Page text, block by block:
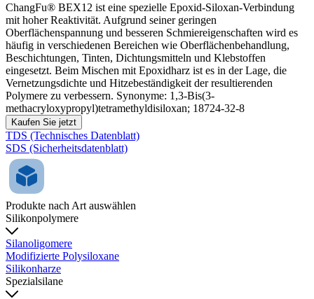
ChangFu® BEX12 ist eine spezielle Epoxid-Siloxan-Verbindung
mit hoher Reaktivität. Aufgrund seiner geringen
Oberflächenspannung und besseren Schmiereigenschaften wird es
häufig in verschiedenen Bereichen wie Oberflächenbehandlung,
Beschichtungen, Tinten, Dichtungsmitteln und Klebstoffen
eingesetzt. Beim Mischen mit Epoxidharz ist es in der Lage, die
Vernetzungsdichte und Hitzebeständigkeit der resultierenden
Polymere zu verbessern. Synonyme: 1,3-Bis(3-
methacryloxypropyl)tetramethyldisiloxan; 18724-32-8
Kaufen Sie jetzt
TDS (Technisches Datenblatt)
SDS (Sicherheitsdatenblatt)
Produkte nach Art auswählen
Silikonpolymere
Silanoligomere
Modifizierte Polysiloxane
Silikonharze
Spezialsilane